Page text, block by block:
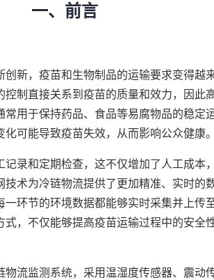
一、前言
新，疫苗和生物制品的运输要求变得越
制直接关系到疫苗的质量和效力，因此
用于保持药品、食品等易腐物品的稳定
可能导致疫苗失效，从而影响公众健康。
录和定期检查，这不仅增加了人工成本
术为冷链物流提供了更加精准、实时的
环节的环境数据都能够实时采集并上传
，不仅能够提高疫苗运输过程中的安全
流监测系统，采用温湿度传感器、震动